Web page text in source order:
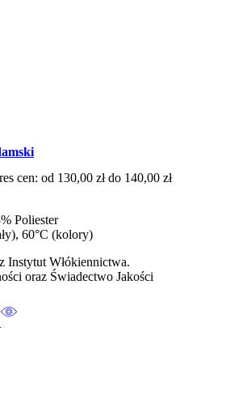
cen: od 130,00 zł do 140,00 zł
Poliester
60°C (kolory)
Instytut Włókiennictwa.
oraz Świadectwo Jakości